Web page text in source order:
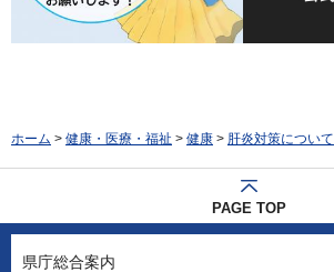
ホーム > 健康・医療・福祉 > 健康 > 肝炎対策について
PAGE TOP
県庁総合案内